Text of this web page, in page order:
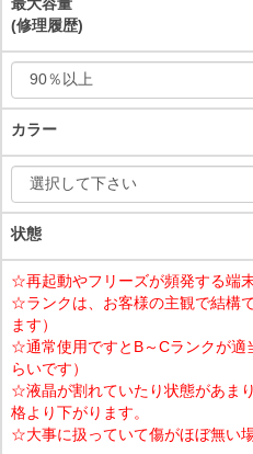
最大容量
(修理履歴)
カラー
状態
☆再起動やフリーズが頻発する端
☆ランクは、お客様の主観で結構
ます）
☆通常使用ですとB～Cランクが適
らいです）
☆液晶が割れていたり状態があま
格より下がります。
☆大事に扱っていて傷がほぼ無い